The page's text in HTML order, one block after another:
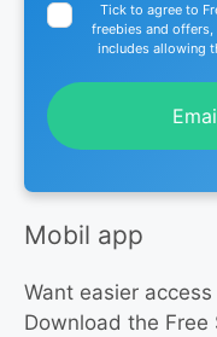
Tick to agree to
freebies and offers,
includes allowing
Mobil app
Want easier
Download the